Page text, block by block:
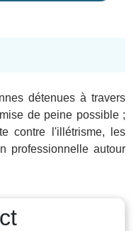
détenues à travers
de peine possible ;
contre l'illétrisme, les
professionnelle autour